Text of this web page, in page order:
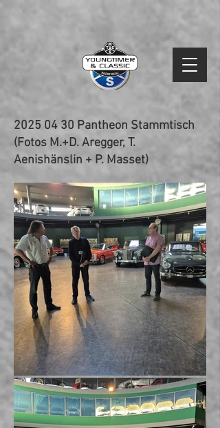
2025 04 30 Pantheon Stammtisch
(Fotos M.+D. Aregger, T.
Aenishänslin + P. Masset)